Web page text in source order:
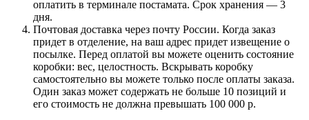
оплатить в терминале постамата. Срок хранения — 3
дня.
Почтовая доставка через почту России. Когда заказ
придет в отделение, на ваш адрес придет извещение о
посылке. Перед оплатой вы можете оценить состояние
коробки: вес, целостность. Вскрывать коробку
самостоятельно вы можете только после оплаты заказа.
Один заказ может содержать не больше 10 позиций и
его стоимость не должна превышать 100 000 р.